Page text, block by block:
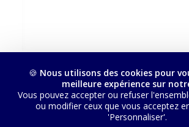
🍪 Nous utilisons des cookies pour
meilleure expérience sur
Vous pouvez accepter ou refuser
ou modifier ceux que vous acceptez
'Personnaliser'.